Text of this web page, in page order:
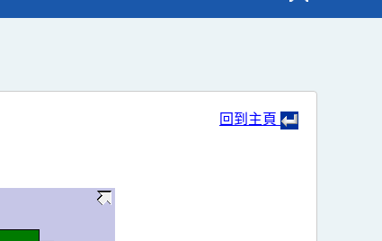
回到主頁